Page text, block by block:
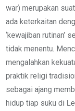
war) merupakan
ada keterkaitan
‘kewajiban rutinan’
tidak menentu.
mengalahkan
praktik religi
sebagai ajang
hidup tiap suku di